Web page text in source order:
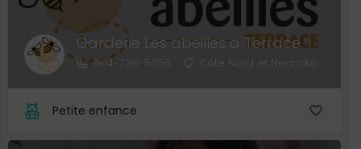
Garderie Les abeilles à Terrace
604-736-5056 Côte Nord et Nechako
Petite enfance